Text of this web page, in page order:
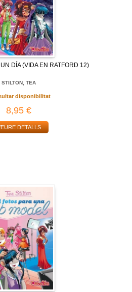
DÍA (VIDA EN RATFORD 12)
STILTON, TEA
disponibilitat
8,95 €
DETALLS